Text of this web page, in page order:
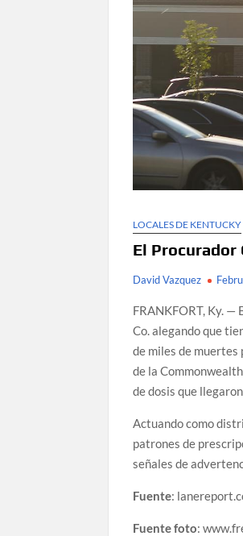
LOCALES DE KENTUCKY
El Procurador
David Vazquez
FRANKFORT, Ky. —
Co. alegando que
de miles de
de la
de dosis que
Actuando como
patrones de
señales de
Fuente:
Fuente foto: